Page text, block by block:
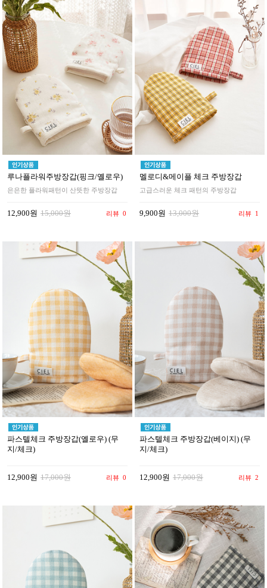
루나플라워주방장갑(핑크/옐로우)
은은한 플라워패턴이 산뜻한 주방장갑
12,900원 15,000원 리뷰 0
멜로디&메이플 체크 주방장갑
고급스러운 체크 패턴의 주방장갑
9,900원 13,000원 리뷰 1
파스텔체크 주방장갑(옐로우) (무
지/체크)
12,900원 17,000원 리뷰 0
파스텔체크 주방장갑(베이지) (무
지/체크)
12,900원 17,000원 리뷰 2